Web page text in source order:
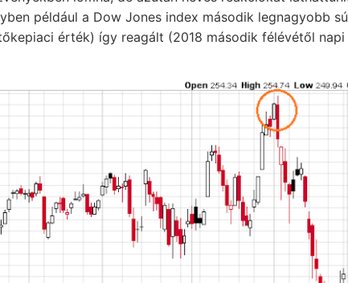
például a Dow Jones index második legnagyobb
érték) így reagált (2018 második félévétől napi